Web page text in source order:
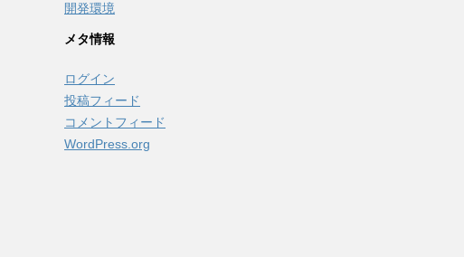
開発環境
メタ情報
ログイン
投稿フィード
コメントフィード
WordPress.org